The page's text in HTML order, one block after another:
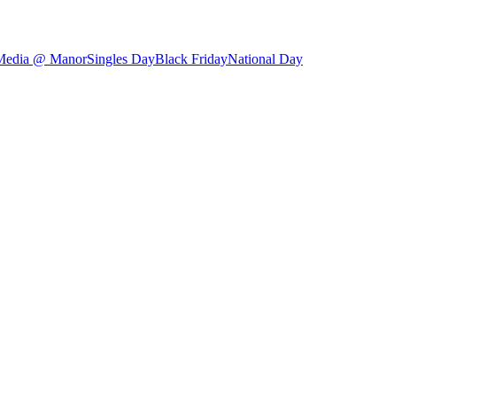
@ ManorSingles DayBlack FridayNational Day